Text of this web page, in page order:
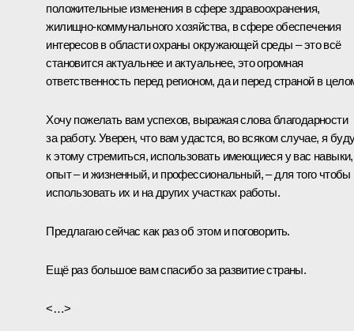
положительные изменения в сфере здравоохранения,
жилищно-коммунального хозяйства, в сфере обеспечения
интересов в области охраны окружающей среды – это всё
становится актуальнее и актуальнее, это огромная
ответственность перед регионом, да и перед страной в
Хочу пожелать вам успехов, выражая слова благодарности
за работу. Уверен, что вам удастся, во всяком случае, я
к этому стремиться, использовать имеющиеся у вас навыки,
опыт – и жизненный, и профессиональный, – для того чтобы
использовать их и на других участках работы.
Предлагаю сейчас как раз об этом и поговорить.
Ещё раз большое вам спасибо за развитие страны.
<…>